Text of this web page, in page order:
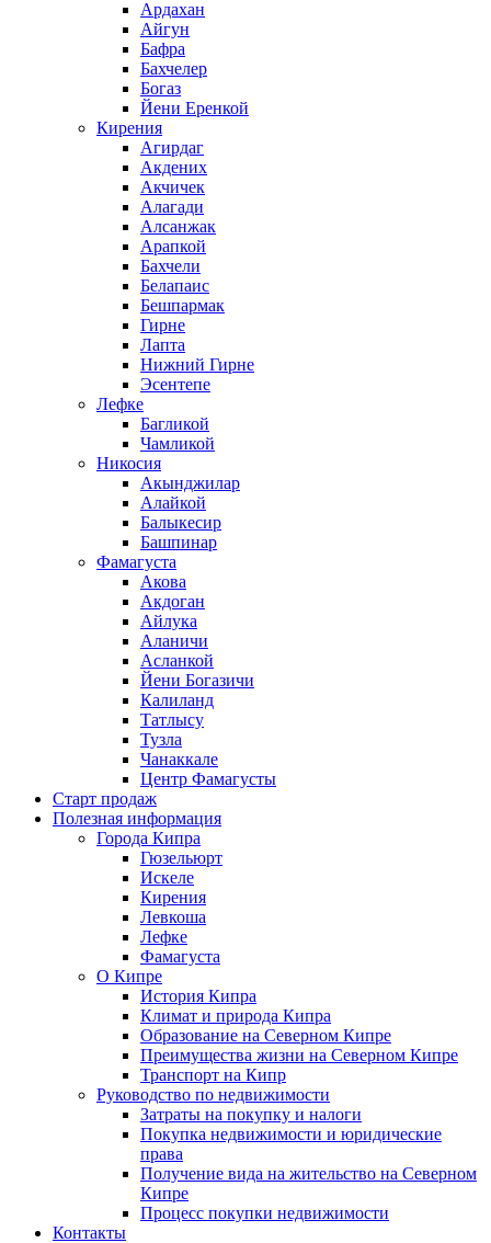
Ардахан
Айгун
Бафра
Бахчелер
Богаз
Йени Еренкой
Кирения
Агирдаг
Акдених
Акчичек
Алагади
Алсанжак
Арапкой
Бахчели
Белапаис
Бешпармак
Гирне
Лапта
Нижний Гирне
Эсентепе
Лефке
Багликой
Чамликой
Никосия
Акынджилар
Алайкой
Балыкесир
Башпинар
Фамагуста
Акова
Акдоган
Айлука
Аланичи
Асланкой
Йени Богазичи
Калиланд
Татлысу
Тузла
Чанаккале
Центр Фамагусты
Старт продаж
Полезная информация
Города Кипра
Гюзельюрт
Искеле
Кирения
Левкоша
Лефке
Фамагуста
О Кипре
История Кипра
Климат и природа Кипра
Образование на Северном Кипре
Преимущества жизни на Северном Кипре
Транспорт на Кипр
Руководство по недвижимости
Затраты на покупку и налоги
Покупка недвижимости и юридические
права
Получение вида на жительство на Северном
Кипре
Процесс покупки недвижимости
Контакты